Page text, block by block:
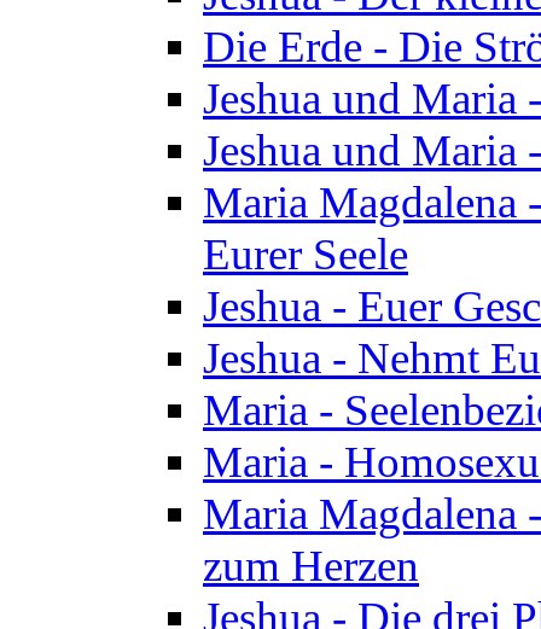
Die Erde - Die
Jeshua und Maria
Jeshua und Maria
Maria Magdalena
Eurer Seele
Jeshua - Euer
Jeshua - Nehmt
Maria -
Maria -
Maria Magdalena
zum Herzen
Jeshua - Die drei